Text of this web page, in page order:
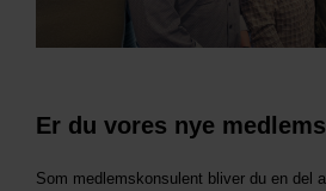
Er du vores nye
Som medlemskonsulent bliver du en del